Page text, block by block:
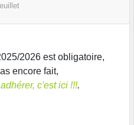
2026 est obligatoire,
encore fait,
c'est ici !!!.